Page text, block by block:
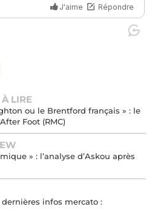
LIRE
ou le Brentford français » : le
Foot (RMC)
» : l’analyse d’Askou après
dernières infos mercato :